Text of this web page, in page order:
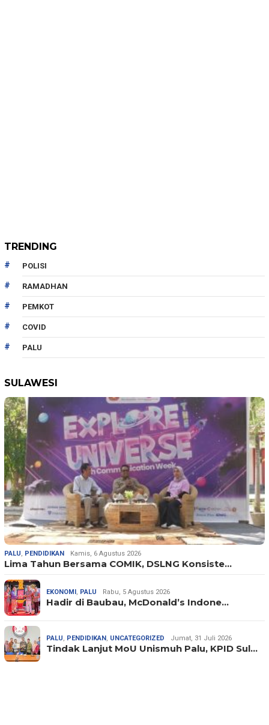
TRENDING
POLISI
RAMADHAN
PEMKOT
COVID
PALU
SULAWESI
PALU, PENDIDIKAN Kamis, 6 Agustus 2026
Lima Tahun Bersama COMIK, DSLNG Konsiste…
EKONOMI, PALU Rabu, 5 Agustus 2026
Hadir di Baubau, McDonald’s Indone…
PALU, PENDIDIKAN, UNCATEGORIZED Jumat, 31 Juli 2026
Tindak Lanjut MoU Unismuh Palu, KPID Sul…